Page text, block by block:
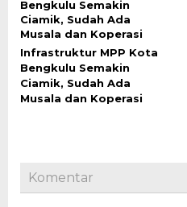
Infrastruktur MPP Kota
Bengkulu Semakin
Ciamik, Sudah Ada
Musala dan Koperasi
Komentar